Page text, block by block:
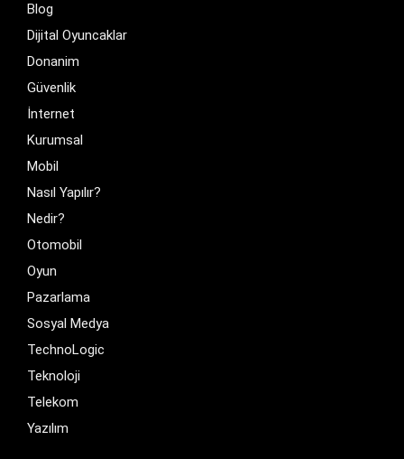
Blog
Dijital Oyuncaklar
Donanim
Güvenlik
İnternet
Kurumsal
Mobil
Nasıl Yapılır?
Nedir?
Otomobil
Oyun
Pazarlama
Sosyal Medya
TechnoLogic
Teknoloji
Telekom
Yazılım